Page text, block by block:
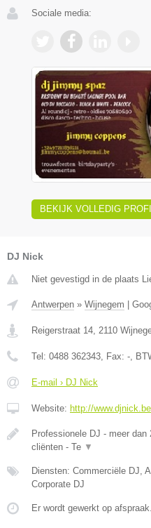
Sociale media:
BEKIJK VOLLEDIG
DJ Nick
Niet gevestigd in de plaats
Antwerpen » Wijnegem
Reigerstraat 14, 2110
Tel: 0488 362343, Fax: -,
E-mail › DJ Nick
Website: http://www.djnick.be
Professionele DJ - meer
cliënten - Te ▼
Diensten: Commerciële DJ,
Corporate DJ
Er wordt gewerkt op afspraak.